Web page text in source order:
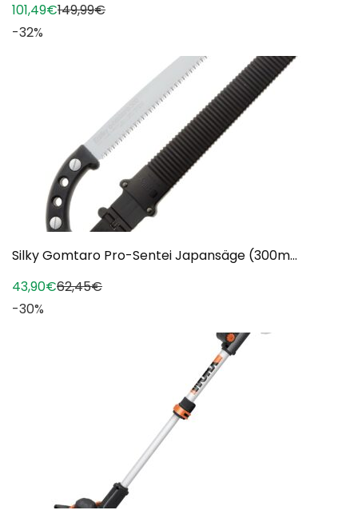
101,49€149,99€
-32%
Silky Gomtaro Pro-Sentei Japansäge (300m...
43,90€62,45€
-30%